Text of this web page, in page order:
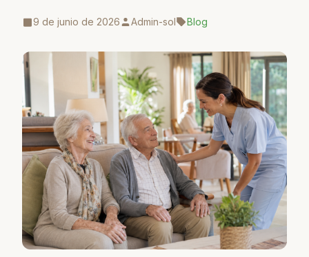
9 de junio de 2026 Admin-sol Blog